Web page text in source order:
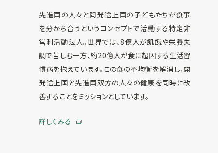
先進国の人々と開発途上国の子どもたちが食事
を分かち合うというコンセプトで活動する特定非
営利活動法人。世界では、8億人が飢餓や栄養失
調で苦しむ一方、約20億人が食に起因する生活習
慣病を抱えています。この食の不均衡を解消し、開
発途上国と先進国双方の人々の健康を同時に改
善することをミッションとしています。
詳しくみる